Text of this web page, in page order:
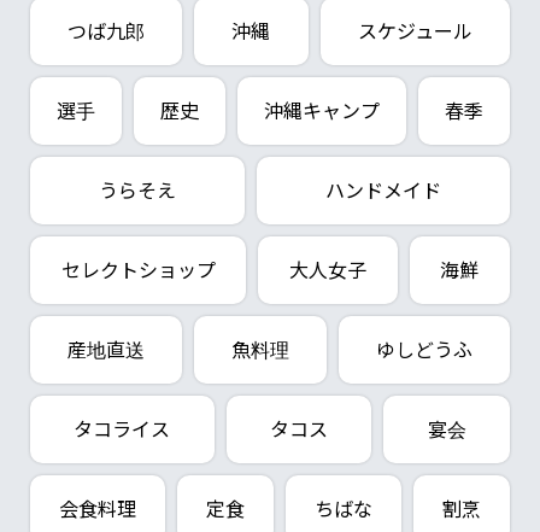
つば九郎 沖縄 スケジュール
選手 歴史 沖縄キャンプ 春季
うらそえ ハンドメイド
セレクトショップ 大人女子 海鮮
産地直送 魚料理 ゆしどうふ
タコライス タコス 宴会
会食料理 定食 ちばな 割烹